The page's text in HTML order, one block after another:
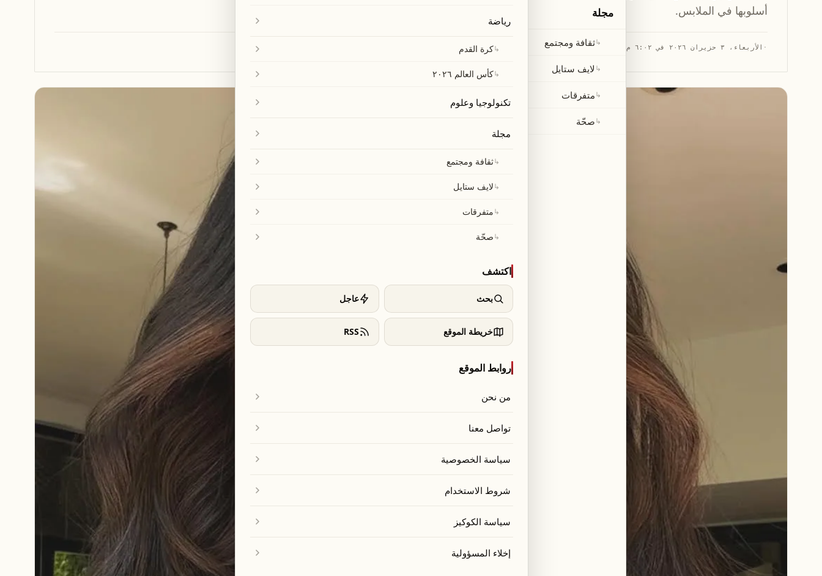
أسلوبها في الملابس.
· الأربعاء، ٣ حزيران ٢٠٢٦ في ٦:٠٢ م قراءة 1 دقيقة
مجلة
↳ثقافة ومجتمع
↳ لايف ستايل
↳متفرقات
↳صحّة
رياضة
↳كرة القدم
↳كأس العالم ٢٠٢٦
تكنولوجيا وعلوم
مجلة
↳ثقافة ومجتمع
↳لايف ستايل
↳متفرقات
↳صحّة
اكتشف
بحث عاجل
خريطة الموقع RSS
روابط الموقع
من نحن
تواصل معنا
سياسة الخصوصية
شروط الاستخدام
سياسة الكوكيز
إخلاء المسؤولية